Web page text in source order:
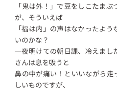
「鬼は外！」で豆をしこたま
が、そういえば
「福は内」の声はなかったよ
いのかな？
一夜明けての朝日課、冷えまし
さんは息を吸うと
鼻の中が痛い！といいながら走
しいものですが、